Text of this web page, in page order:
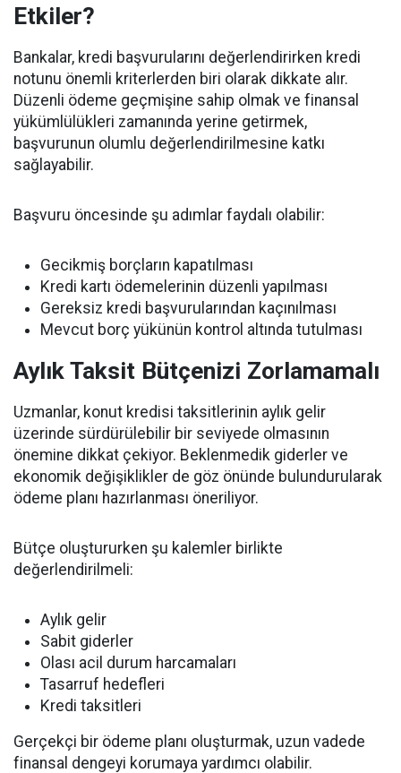
Etkiler?
Bankalar, kredi başvurularını değerlendirirken kredi
notunu önemli kriterlerden biri olarak dikkate alır.
Düzenli ödeme geçmişine sahip olmak ve finansal
yükümlülükleri zamanında yerine getirmek,
başvurunun olumlu değerlendirilmesine katkı
sağlayabilir.
Başvuru öncesinde şu adımlar faydalı olabilir:
Gecikmiş borçların kapatılması
Kredi kartı ödemelerinin düzenli yapılması
Gereksiz kredi başvurularından kaçınılması
Mevcut borç yükünün kontrol altında tutulması
Aylık Taksit Bütçenizi Zorlamamalı
Uzmanlar, konut kredisi taksitlerinin aylık gelir
üzerinde sürdürülebilir bir seviyede olmasının
önemine dikkat çekiyor. Beklenmedik giderler ve
ekonomik değişiklikler de göz önünde bulundurularak
ödeme planı hazırlanması öneriliyor.
Bütçe oluştururken şu kalemler birlikte
değerlendirilmeli:
Aylık gelir
Sabit giderler
Olası acil durum harcamaları
Tasarruf hedefleri
Kredi taksitleri
Gerçekçi bir ödeme planı oluşturmak, uzun vadede
finansal dengeyi korumaya yardımcı olabilir.